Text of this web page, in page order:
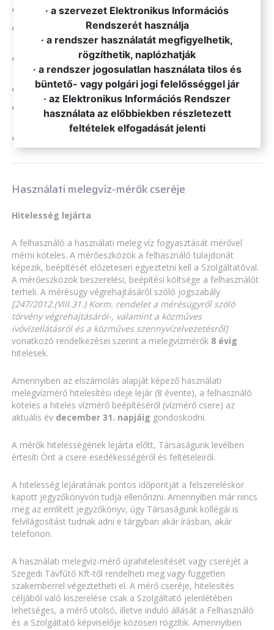
postai úton 6724 Szeged, Vág u. 4. címre megküldve
ügyfélszolgálatunk előtt lévő postaládába elhelyezve (6724
Szeged, Vág u. 4.)
elektronikus levélben avizoraallas@szetav.hu
címre küldve
weboldalunk óraállás bejelentése menüpontjában
telefonon a (06) 62/540-540 / 2-es menüpont
tárcsázásával
privát üzenetben
Használati melegvíz-mérők cseréje
Hitelesség lejárta
A felhasználó a használati meleg víz fogyasztását mérővel
mérni köteles. A mérőeszközök a felhasználó tulajdonát
képezik, beépítését előzetesen egyeztetni kell a Szolgáltatóval.
A mérőeszközök beszerelési, beépítési költsége a felhasználót
terheli. A mérésügy végrehajtásáról szóló jogszabály
[247/2012.(VIII.31.) Korm. rendelet a mérésügyről szóló
törvény végrehajtásáról-, valamint a közműves
ivóvízellátásról és a közműves szennyvízelvezetésről]
vonatkozó rendelkezései szerint a melegvízmérők 8 évig
hitelesek.
Amennyiben az elszámolás alapját képező használati
melegvízmérő hitelesítési ideje lejár (8 évente), a felhasználó
köteles a hiteles vízmérő beépítéséről (vízmérő csere) az
aktuális év december 31. napjáig gondoskodni.
A mérők hitelességének lejárta előtt, Társaságunk levélben
értesíti Önt a csere esedékességéről és feltételeiről.
A hitelesség lejáratának pontos időpontját a felszereléskor
kapott jegyzőkönyvön tudja ellenőrizni. Amennyiben már nincs
meg az említett jegyzőkönyv, úgy Társaságunk kollégái is
felvilágosítást tudnak adni e tárgyban akár írásban, akár
telefonon.
A használati melegvíz-mérő újrahitelesítését vagy cseréjét a
Szegedi Távfűtő Kft-től rendelheti meg vagy független
szakemberrel végeztetheti el. A mérő cseréje, hitelesítés
céljából való kiszerelése csak a Szolgáltató jelenlétében
lehetséges, a mérő utolsó, illetve induló állását a Felhasználó
és a Szolgáltató képviselője közösen rögzítik. Amennyiben
· a szervezet Elektronikus Információs
Rendszerét használja
· a rendszer használatát megfigyelhetik,
rögzíthetik, naplózhatják
· a rendszer jogosulatlan használata tilos és
büntető- vagy polgári jogi felelősséggel jár
· az Elektronikus Információs Rendszer
használata az előbbiekben részletezett
feltételek elfogadását jelenti